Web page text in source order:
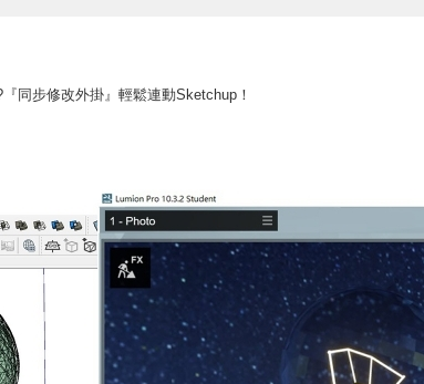
同步修改外掛』輕鬆連動Sketchup！